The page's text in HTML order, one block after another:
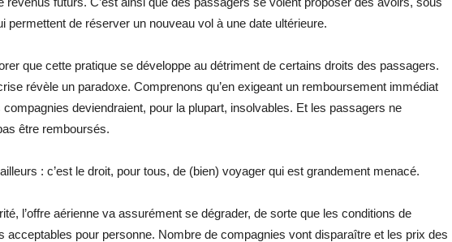
permettent de réserver un nouveau vol à une date ultérieure.
que cette pratique se développe au détriment de certains droits des passagers.
révèle un paradoxe. Comprenons qu’en exigeant un remboursement immédiat
deviendraient, pour la plupart, insolvables. Et les passagers ne
être remboursés.
: c’est le droit, pour tous, de (bien) voyager qui est grandement menacé.
l’offre aérienne va assurément se dégrader, de sorte que les conditions de
acceptables pour personne. Nombre de compagnies vont disparaître et les prix des